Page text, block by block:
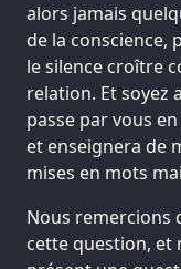
alors jamais
de la conscience,
le silence croître
relation. Et soyez
passe par vous
et enseignera de
mises en mots
Nous remercions
cette question, et